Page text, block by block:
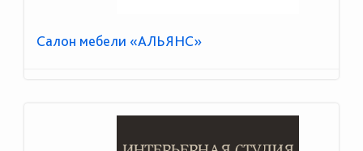
Салон мебели «АЛЬЯНС»